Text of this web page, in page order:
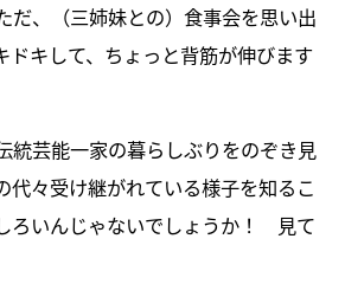
だ、（三姉妹との）食事会を思い出
ドキして、ちょっと背筋が伸びます
統芸能一家の暮らしぶりをのぞき見
代々受け継がれている様子を知るこ
ろいんじゃないでしょうか！ 見て